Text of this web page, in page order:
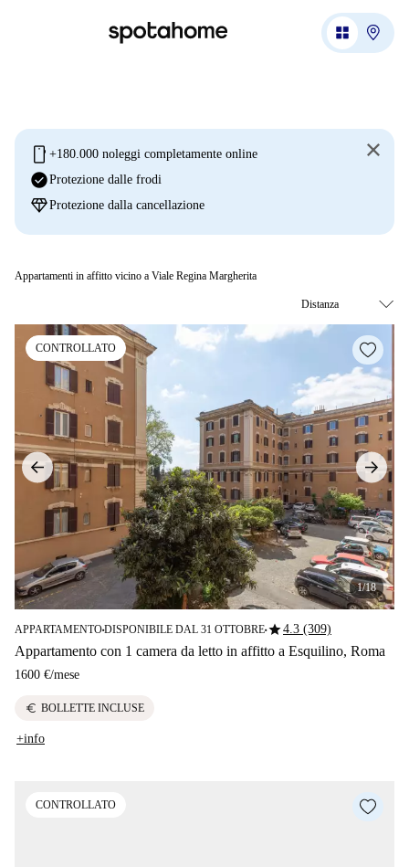
mobile +180.000 noleggi completamente online
check_circleProtezione dalle frodi
diamondProtezione dalla cancellazione
Appartamenti in affitto vicino a Viale Regina Margherita
CONTROLLATO
1/18
APPARTAMENTO■DISPONIBILE DAL 31 OTTOBRE■star4.3 (309)
Appartamento con 1 camera da letto in affitto a Esquilino, Roma
1600 €/mese
euro BOLLETTE INCLUSE
+info
CONTROLLATO